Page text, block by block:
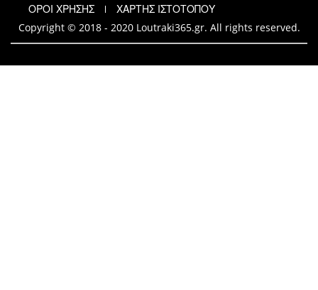
ΟΡΟΙ ΧΡΗΣΗΣ
ΧΑΡΤΗΣ ΙΣΤΟΤΟΠΟΥ
Copyright © 2018 - 2020 Loutraki365.gr. All rights reserved.